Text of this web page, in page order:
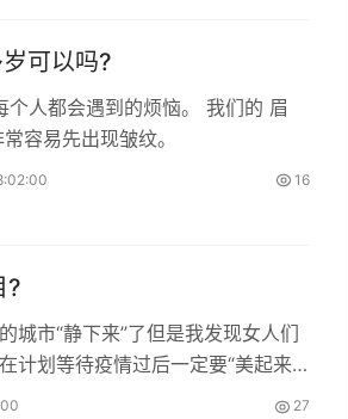
可以吗?
人都会遇到的烦恼。 我们的 眉
容易先出现皱纹。
16
?
城市“静下来”了但是我发现女人们
计划等待疫情过后一定要“美起来”
27